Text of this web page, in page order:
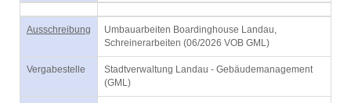
Ausschreibung
Umbauarbeiten Boardinghouse Landau,
Schreinerarbeiten (06/2026 VOB GML)
Vergabestelle
Stadtverwaltung Landau - Gebäudemanagement
(GML)